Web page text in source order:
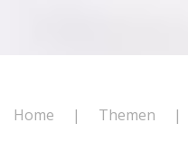
Home Themen